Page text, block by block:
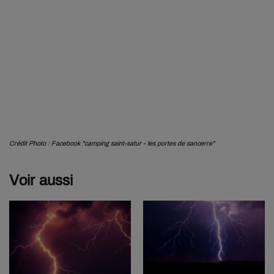
Crédit Photo : Facebook "camping saint-satur - les portes de sancerre"
Voir aussi